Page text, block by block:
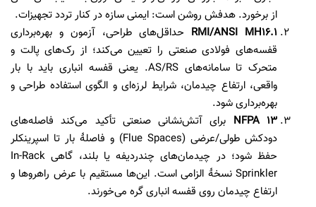
از برخورد. هدفش روشن است: ایمنی سازه در کنار تردد تجهیزات.
RMI/ANSI MH16.1 حداقل‌های طراحی، آزمون و بهره‌برداری
قفسه‌های فولادی صنعتی را تعیین می‌کند؛ از رک‌های پالت و
متحرک تا سامانه‌های AS/RS. یعنی قفسه انباری باید با بار
واقعی، ارتفاع چیدمان، شرایط لرزه‌ای و الگوی استفاده طراحی و
بهره‌برداری شود.
NFPA 13 برای آتش‌نشانی صنعتی تأکید می‌کند فاصله‌های
دودکش طولی/عرضی (Flue Spaces) و فاصلهٔ بار تا اسپرینکلر
حفظ شود؛ در چیدمان‌های چندردیفه یا بلند، گاهی In-Rack
Sprinkler نسخهٔ الزامی است. این‌ها مستقیم با عرض راهروها و
ارتفاع چیدمان روی قفسه انباری گره می‌خورند.